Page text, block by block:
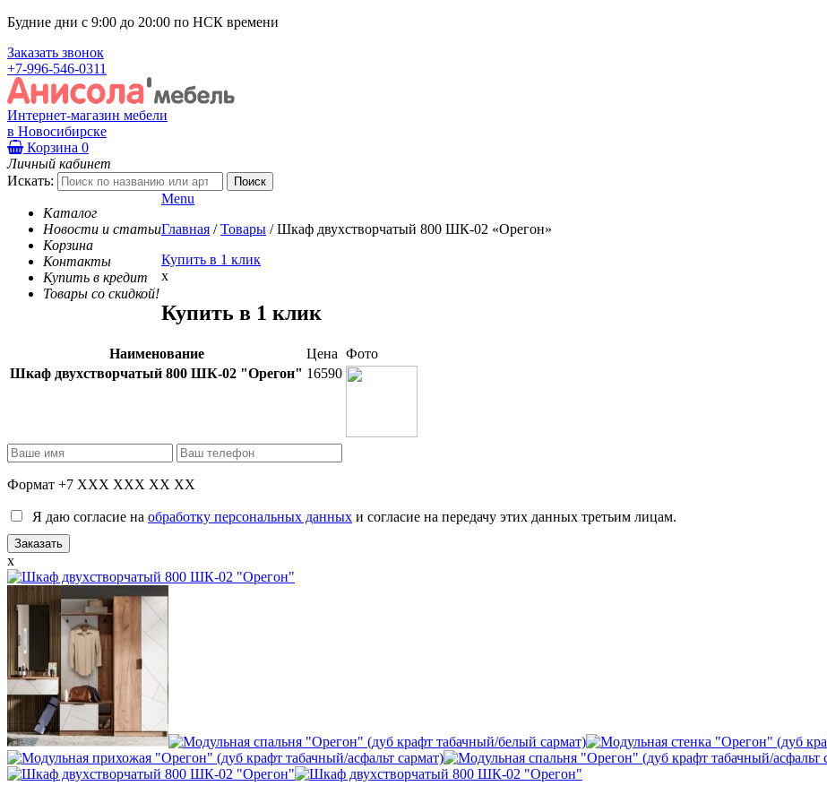
Будние дни с 9:00 до 20:00 по НСК времени
Заказать звонок
+7-996-546-0311
Интернет-магазин мебели
в Новосибирске
Корзина 0
Личный кабинет
Искать:
Каталог
Новости и статьи
Корзина
Контакты
Купить в кредит
Товары со скидкой!
Menu
Главная / Товары / Шкаф двухстворчатый 800 ШК-02 «Орегон»
Купить в 1 клик
x
Купить в 1 клик
Наименование Цена Фото
Шкаф двухстворчатый 800 ШК-02 "Орегон" 16590
Формат +7 XXX XXX XX XX
Я даю согласие на обработку персональных данных и согласие на передачу этих данных третьим лицам.
x